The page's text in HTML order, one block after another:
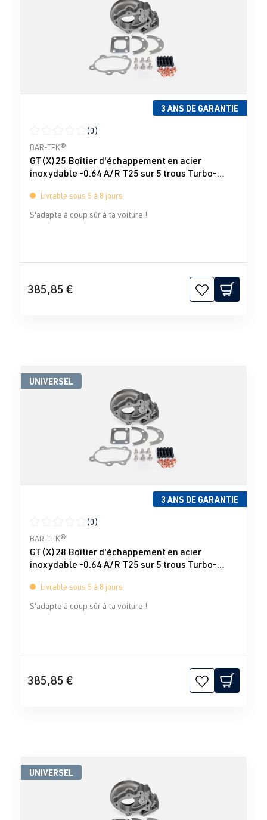
3 ANS DE GARANTIE
Note moyenne de 0 sur 5 étoiles
(0)
BAR-TEK®
GT(X)25 Boîtier d'échappement en acier
inoxydable -0.64 A/R T25 sur 5 trous Turbo-
Livrable sous 5 à 8 jours
S'adapte à coup sûr à ta voiture !
385,85 €
UNIVERSEL
3 ANS DE GARANTIE
Note moyenne de 0 sur 5 étoiles
(0)
BAR-TEK®
GT(X)28 Boîtier d'échappement en acier
inoxydable -0.64 A/R T25 sur 5 trous Turbo-
Livrable sous 5 à 8 jours
S'adapte à coup sûr à ta voiture !
385,85 €
UNIVERSEL